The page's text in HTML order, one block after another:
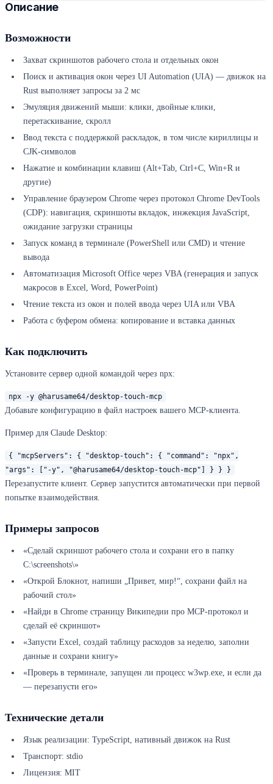
Описание
Возможности
Захват скриншотов рабочего стола и отдельных окон
Поиск и активация окон через UI Automation (UIA) — движок на
Rust выполняет запросы за 2 мс
Эмуляция движений мыши: клики, двойные клики,
перетаскивание, скролл
Ввод текста с поддержкой раскладок, в том числе кириллицы и
CJK-символов
Нажатие и комбинации клавиш (Alt+Tab, Ctrl+C, Win+R и
другие)
Управление браузером Chrome через протокол Chrome DevTools
(CDP): навигация, скриншоты вкладок, инжекция JavaScript,
ожидание загрузки страницы
Запуск команд в терминале (PowerShell или CMD) и чтение
вывода
Автоматизация Microsoft Office через VBA (генерация и запуск
макросов в Excel, Word, PowerPoint)
Чтение текста из окон и полей ввода через UIA или VBA
Работа с буфером обмена: копирование и вставка данных
Как подключить
Установите сервер одной командой через npx:
npx -y @harusame64/desktop-touch-mcp
Добавьте конфигурацию в файл настроек вашего MCP-клиента.
Пример для Claude Desktop:
{ "mcpServers": { "desktop-touch": { "command": "npx",
"args": ["-y", "@harusame64/desktop-touch-mcp"] } } }
Перезапустите клиент. Сервер запустится автоматически при первой
попытке взаимодействия.
Примеры запросов
«Сделай скриншот рабочего стола и сохрани его в папку
C:\screenshots\»
«Открой Блокнот, напиши „Привет, мир!“, сохрани файл на
рабочий стол»
«Найди в Chrome страницу Википедии про MCP-протокол и
сделай её скриншот»
«Запусти Excel, создай таблицу расходов за неделю, заполни
данные и сохрани книгу»
«Проверь в терминале, запущен ли процесс w3wp.exe, и если да
— перезапусти его»
Технические детали
Язык реализации: TypeScript, нативный движок на Rust
Транспорт: stdio
Лицензия: MIT